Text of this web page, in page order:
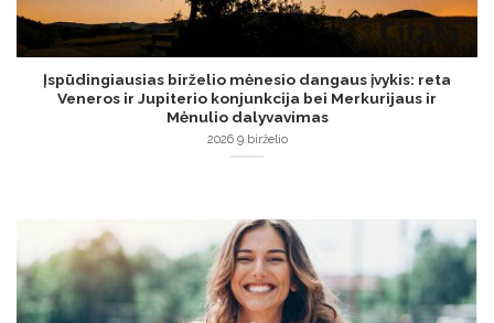
Įspūdingiausias birželio mėnesio dangaus įvykis: reta
Veneros ir Jupiterio konjunkcija bei Merkurijaus ir
Mėnulio dalyvavimas
2026 9 birželio